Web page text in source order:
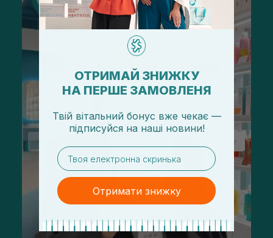
ОТРИМАЙ ЗНИЖКУ
НА ПЕРШЕ ЗАМОВЛЕНЯ
Твій вітальний бонус вже чекає —
підписуйся на наші новини!
email
Отримати знижку